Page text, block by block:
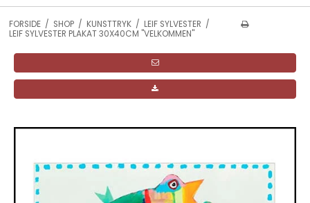
FORSIDE / SHOP / KUNSTTRYK / LEIF SYLVESTER /
LEIF SYLVESTER PLAKAT 30X40CM "VELKOMMEN"